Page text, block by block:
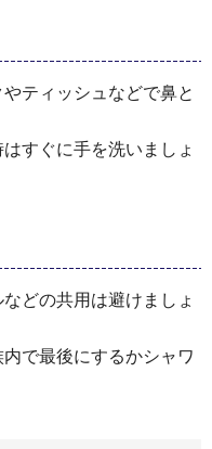
ティッシュなどで鼻と
すぐに手を洗いましょ
どの共用は避けましょ
で最後にするかシャワ